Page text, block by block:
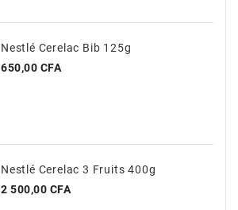
Nestlé Cerelac Bib 125g
Prix
650,00 CFA
Nestlé Cerelac 3 Fruits 400g
Prix
2 500,00 CFA